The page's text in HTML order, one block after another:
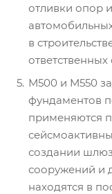
отливки опор
в
ответственных
М500 и М550
фундаментов
применяются
создании
сооружений и
находятся в